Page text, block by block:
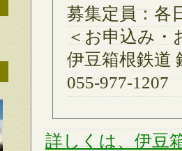
募集定員：各
＜お申込み・
伊豆箱根鉄道
055-977-1207
詳しくは、伊豆